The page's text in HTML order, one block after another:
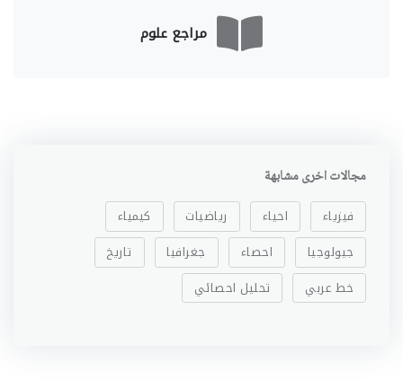
مراجع علوم
مجالات اخرى مشابهة
فيزياء احياء رياضيات
كيمياء
جيولوجيا
احصاء جغرافيا
تاريخ
خط عربي
تحليل احصائي